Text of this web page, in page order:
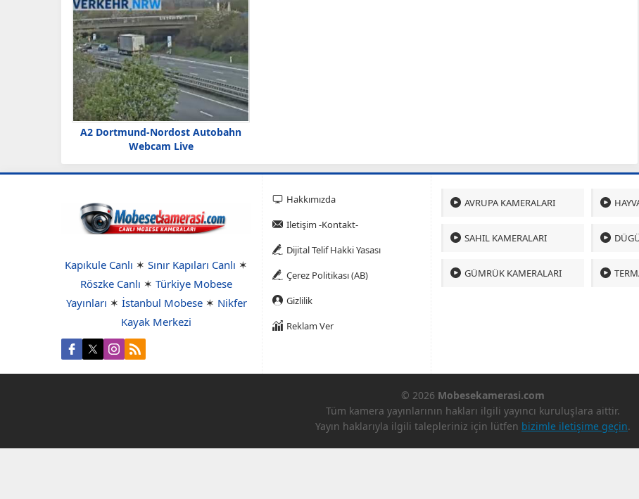
A2 Dortmund-Nordost Autobahn
Webcam Live
Kapıkule Canlı ✶ Sınır Kapıları Canlı ✶
Röszke Canlı ✶ Türkiye Mobese
Yayınları ✶ İstanbul Mobese✶ Nikfer
Kayak Merkezi
Hakkımızda
Iletişim -Kontakt-
Dijital Telif Hakki Yasası
Çerez Politikası (AB)
Gizlilik
Reklam Ver
AVRUPA KAMERALARI
SAHIL KAMERALARI
GÜMRÜK KAMERALARI
© 2026 Mobesekamerasi.com
Tüm kamera yayınlarının hakları ilgili yayıncı kuruluşlara aittir.
Yayın haklarıyla ilgili talepleriniz için lütfen bizimle iletişime geçin.